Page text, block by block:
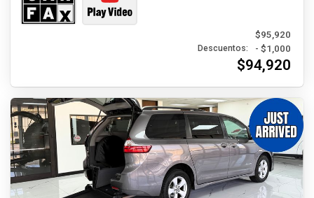
$95,920
Descuentos: - $1,000
$94,920